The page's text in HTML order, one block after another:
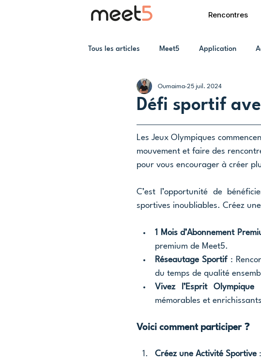
Rencontres
Tous les articles Meet5 Application
Défi sportif
Oumaima 25 juil. 2024
Les Jeux Olympiques
mouvement et faire des
pour vous encourager à créer
C’est l’opportunité de
sportives inoubliables. Créez
1 Mois d’Abonnement
premium de Meet5.
Réseautage Sportif :
du temps de qualité
Vivez l’Esprit Olympique
mémorables et
Voici comment participer ❓
Créez une Activité Sportive